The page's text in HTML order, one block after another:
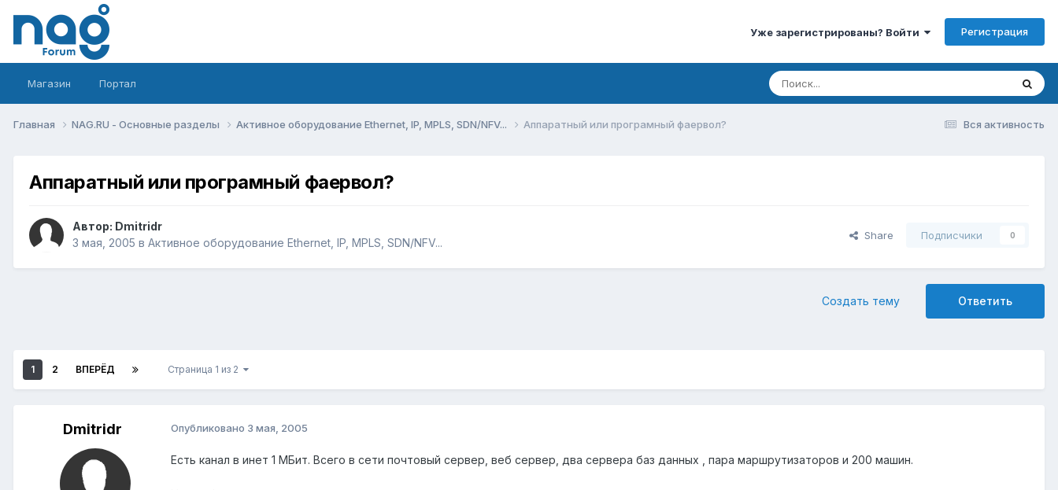
Уже зарегистрированы? Войти Регистрация
Магазин Портал
Вся активность
Главная NAG.RU - Основные разделы Активное оборудование Ethernet, IP, MPLS, SDN/NFV... Аппаратный или програмный фаервол?
Аппаратный или програмный фаервол?
Автор: Dmitridr
3 мая, 2005 в Активное оборудование Ethernet, IP, MPLS, SDN/NFV...
Share Подписчики 0
Ответить
Создать тему
1 2 ВПЕРЁД Страница 1 из 2
Dmitridr Опубликовано 3 мая, 2005
Есть канал в инет 1 МБит. Всего в сети почтовый сервер, веб сервер, два сервера баз данных , пара маршрутизаторов и 200 машин.